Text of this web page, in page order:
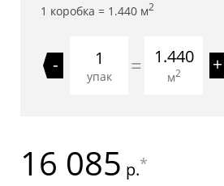
1 коробка = 1.440 м2
-
упак = 1.440
м2 +
16 085 р.*